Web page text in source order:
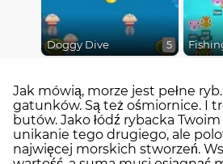
Doggy Dive 5
Jak mówią, morze jest pełne
gatunków. Są też ośmiornice. I
butów. Jako łódź rybacka
unikanie tego drugiego, ale
najwięcej morskich stworzeń.